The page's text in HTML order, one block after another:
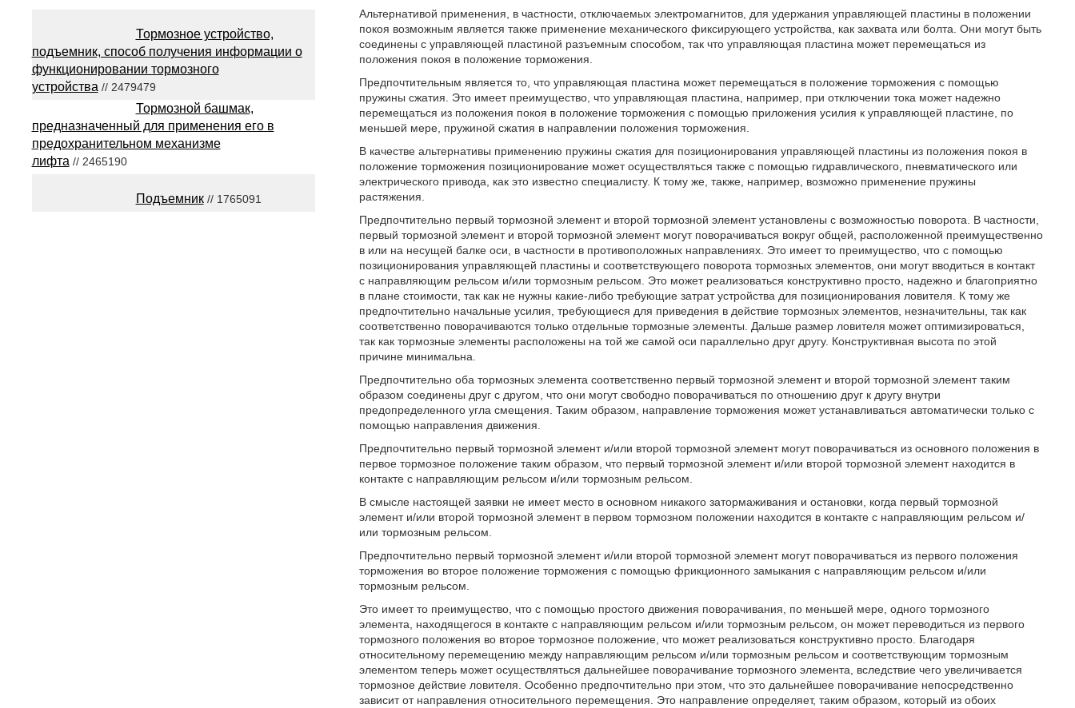
Альтернативой применения, в частности, отключаемых электромагнитов, для удержания управляющей пластины в положении
покоя возможным является также применение механического фиксирующего устройства, как захвата или болта. Они могут быть
соединены с управляющей пластиной разъемным способом, так что управляющая пластина может перемещаться из
положения покоя в положение торможения.
Предпочтительным является то, что управляющая пластина может перемещаться в положение торможения с помощью
пружины сжатия. Это имеет преимущество, что управляющая пластина, например, при отключении тока может надежно
перемещаться из положения покоя в положение торможения с помощью приложения усилия к управляющей пластине, по
меньшей мере, пружиной сжатия в направлении положения торможения.
В качестве альтернативы применению пружины сжатия для позиционирования управляющей пластины из положения покоя в
положение торможения позиционирование может осуществляться также с помощью гидравлического, пневматического или
электрического привода, как это известно специалисту. К тому же, также, например, возможно применение пружины
растяжения.
Предпочтительно первый тормозной элемент и второй тормозной элемент установлены с возможностью поворота. В частности,
первый тормозной элемент и второй тормозной элемент могут поворачиваться вокруг общей, расположенной преимущественно
в или на несущей балке оси, в частности в противоположных направлениях. Это имеет то преимущество, что с помощью
позиционирования управляющей пластины и соответствующего поворота тормозных элементов, они могут вводиться в контакт
с направляющим рельсом и/или тормозным рельсом. Это может реализоваться конструктивно просто, надежно и благоприятно
в плане стоимости, так как не нужны какие-либо требующие затрат устройства для позиционирования ловителя. К тому же
предпочтительно начальные усилия, требующиеся для приведения в действие тормозных элементов, незначительны, так как
соответственно поворачиваются только отдельные тормозные элементы. Дальше размер ловителя может оптимизироваться,
так как тормозные элементы расположены на той же самой оси параллельно друг другу. Конструктивная высота по этой
причине минимальна.
Предпочтительно оба тормозных элемента соответственно первый тормозной элемент и второй тормозной элемент таким
образом соединены друг с другом, что они могут свободно поворачиваться по отношению друг к другу внутри
предопределенного угла смещения. Таким образом, направление торможения может устанавливаться автоматически только с
помощью направления движения.
Предпочтительно первый тормозной элемент и/или второй тормозной элемент могут поворачиваться из основного положения в
первое тормозное положение таким образом, что первый тормозной элемент и/или второй тормозной элемент находится в
контакте с направляющим рельсом и/или тормозным рельсом.
В смысле настоящей заявки не имеет место в основном никакого затормаживания и остановки, когда первый тормозной
элемент и/или второй тормозной элемент в первом тормозном положении находится в контакте с направляющим рельсом и/
или тормозным рельсом.
Предпочтительно первый тормозной элемент и/или второй тормозной элемент могут поворачиваться из первого положения
торможения во второе положение торможения с помощью фрикционного замыкания с направляющим рельсом и/или
тормозным рельсом.
Это имеет то преимущество, что с помощью простого движения поворачивания, по меньшей мере, одного тормозного
элемента, находящегося в контакте с направляющим рельсом и/или тормозным рельсом, он может переводиться из первого
тормозного положения во второе тормозное положение, что может реализоваться конструктивно просто. Благодаря
относительному перемещению между направляющим рельсом и/или тормозным рельсом и соответствующим тормозным
элементом теперь может осуществляться дальнейшее поворачивание тормозного элемента, вследствие чего увеличивается
тормозное действие ловителя. Особенно предпочтительно при этом, что это дальнейшее поворачивание непосредственно
зависит от направления относительного перемещения. Это направление определяет, таким образом, который из обоих
Тормозное устройство,
подъемник, способ получения информации о
функционировании тормозного
устройства // 2479479
Тормозной башмак,
предназначенный для применения его в
предохранительном механизме
лифта // 2465190
Подъемник// 1765091